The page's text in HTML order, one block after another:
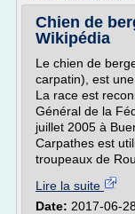
Chien de
Wikipédia
Le chien de
carpatin), est
La race est
Général de la
juillet 2005 à
Carpathes est
troupeaux de
Lire la suite
Date: 2017-06-